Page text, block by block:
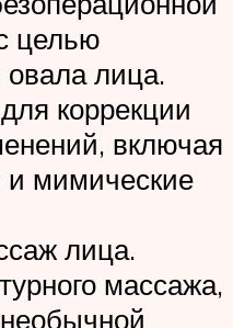
целью
лица.
коррекции
включая
и мимические
лица.
массажа,